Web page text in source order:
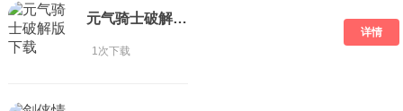
元气骑士破解版 下载
1次下载
详情